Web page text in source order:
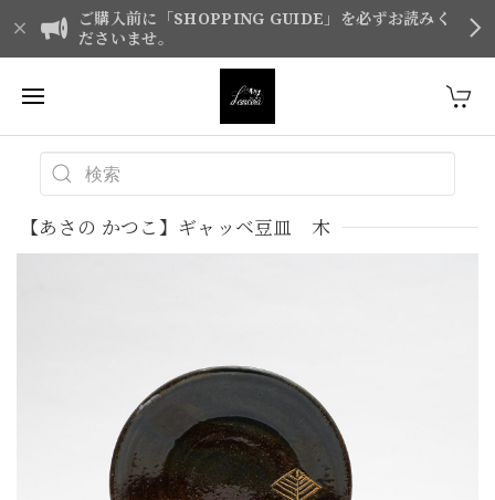
ご購入前に「SHOPPING GUIDE」を必ずお読みく
ださいませ。
【あさの かつこ】ギャッベ豆皿 木